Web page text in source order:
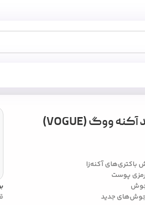
کوکتل ضد آکنه ووگ (VOGUE)
باکتری‌های آکنه‌زا
پوست
جوش
جوش‌های جدید